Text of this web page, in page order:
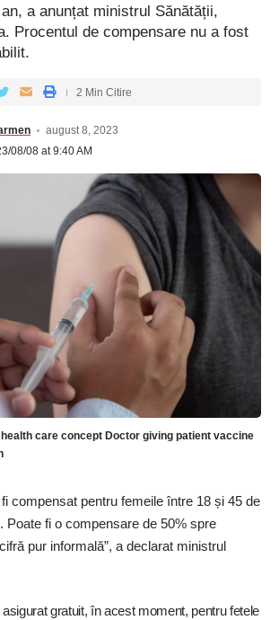
a anunțat ministrul Sănătății,
Procentul de compensare nu a fost
august 8, 2023
08/08 at 9:40 AM
2 Min Citire
care concept Doctor giving patient vaccine
compensat pentru femeile între 18 și 45 de
Poate fi o compensare de 50% spre
pur informală”, a declarat ministrul
gratuit, în acest moment, pentru fetele